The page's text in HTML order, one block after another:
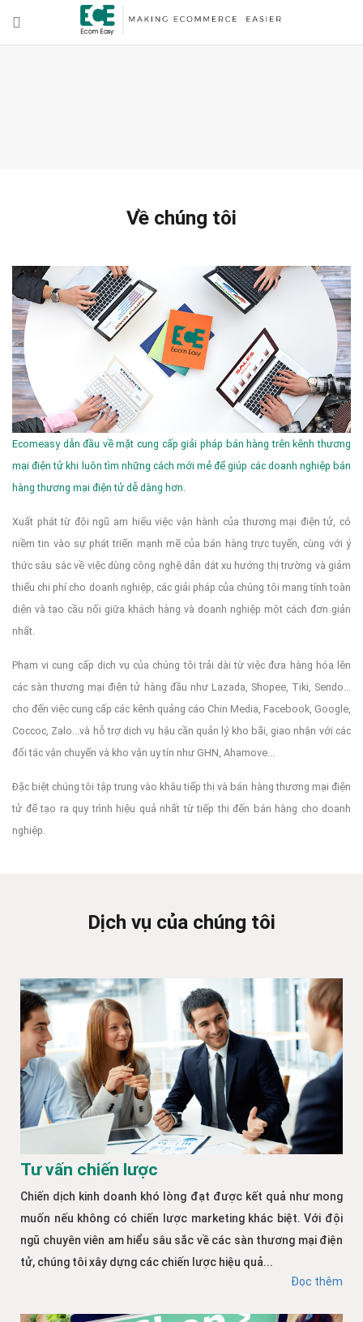
Về chúng tôi
Ecomeasy dẫn đầu về mặt cung cấp giải pháp bán hàng trên kênh thương
mại điện tử khi luôn tìm những cách mới mẻ để giúp các doanh nghiệp bán
hàng thương mại điện tử dễ dàng hơn.
Xuất phát từ đội ngũ am hiểu việc vận hành của thương mại điện tử, có
niềm tin vào sự phát triển mạnh mẽ của bán hàng trực tuyến, cùng với ý
thức sâu sắc về việc dùng công nghệ dẫn dắt xu hướng thị trường và giảm
thiểu chi phí cho doanh nghiệp, các giải pháp của chúng tôi mang tính toàn
diện và tạo cầu nối giữa khách hàng và doanh nghiệp một cách đơn giản
nhất.
Phạm vi cung cấp dịch vụ của chúng tôi trải dài từ việc đưa hàng hóa lên
các sàn thương mại điện tử hàng đầu như Lazada, Shopee, Tiki, Sendo...
cho đến việc cung cấp các kênh quảng cáo Chin Media, Facebook, Google,
Coccoc, Zalo...và hỗ trợ dịch vụ hậu cần quản lý kho bãi, giao nhận với các
đối tác vận chuyển và kho vận uy tín như GHN, Ahamove...
Đặc biệt chúng tôi tập trung vào khâu tiếp thị và bán hàng thương mại điện
tử để tạo ra quy trình hiệu quả nhất từ tiếp thị đến bán hàng cho doanh
nghiệp.
Dịch vụ của chúng tôi
Tư vấn chiến lược
Chiến dịch kinh doanh khó lòng đạt được kết quả như mong
muốn nếu không có chiến lược marketing khác biệt. Với đội
ngũ chuyên viên am hiểu sâu sắc về các sàn thương mại điện
tử, chúng tôi xây dựng các chiến lược hiệu quả...
Đọc thêm